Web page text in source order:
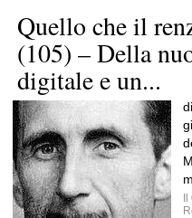
Quello che il
(105) – Della
digitale e un...